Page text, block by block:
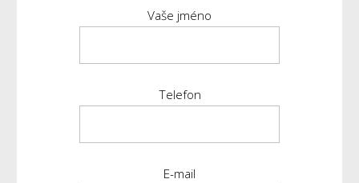
Vaše jméno
Telefon
E-mail